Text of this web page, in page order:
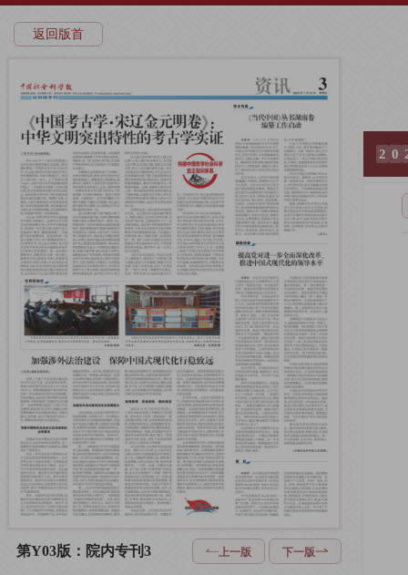
返回版首
第Y03版：院内专刊3 上一版 下一版
2 0